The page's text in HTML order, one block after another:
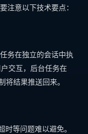
注意以下技术要点：
务在独立的会话中执
交互，后台任务在
结果推送回来。
等问题难以避免。